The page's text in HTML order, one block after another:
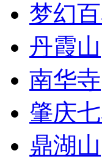
梦幻
丹霞山
南华寺
肇庆
鼎湖山